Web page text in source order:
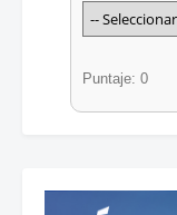
Puntaje: 0